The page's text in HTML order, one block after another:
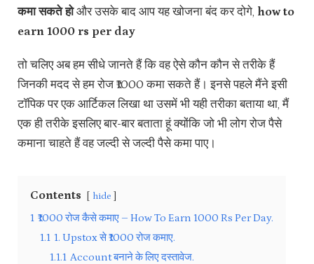
कमा सकते होऔर उसके बाद आप यह खोजना बंद कर दोगे, how to
earn 1000 rs per day
तो चलिए अब हम सीधे जानते हैं कि वह ऐसे कौन कौन से तरीके हैं
जिनकी मदद से हम रोज ₹1000 कमा सकते हैं। इनसे पहले मैंने इसी
टॉपिक पर एक आर्टिकल लिखा था उसमें भी यही तरीका बताया था, मैं
एक ही तरीके इसलिए बार-बार बताता हूं क्योंकि जो भी लोग रोज पैसे
कमाना चाहते हैं वह जल्दी से जल्दी पैसे कमा पाए।
Contents hide
1 ₹1000 रोज कैसे कमाए – How To Earn 1000 Rs Per Day.
1.1 1. Upstox से ₹1000 रोज कमाए.
1.1.1 Account बनाने के लिए दस्तावेज.